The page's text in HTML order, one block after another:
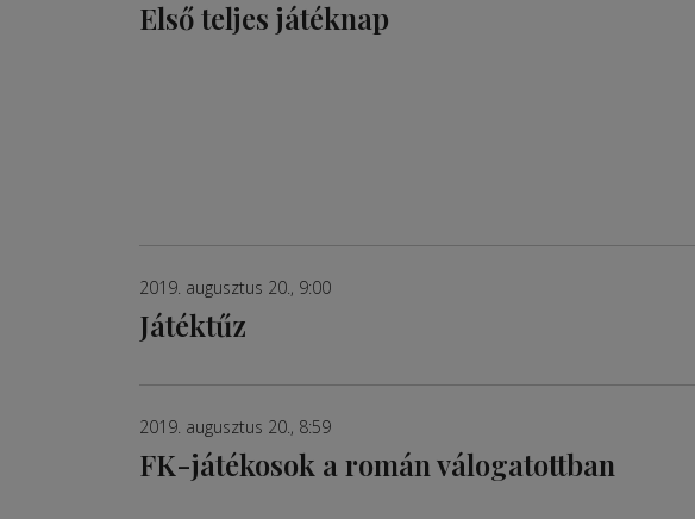
Első teljes játéknap
2019. augusztus 20., 9:00
Játéktűz
2019. augusztus 20., 8:59
FK-játékosok a román válogatottban